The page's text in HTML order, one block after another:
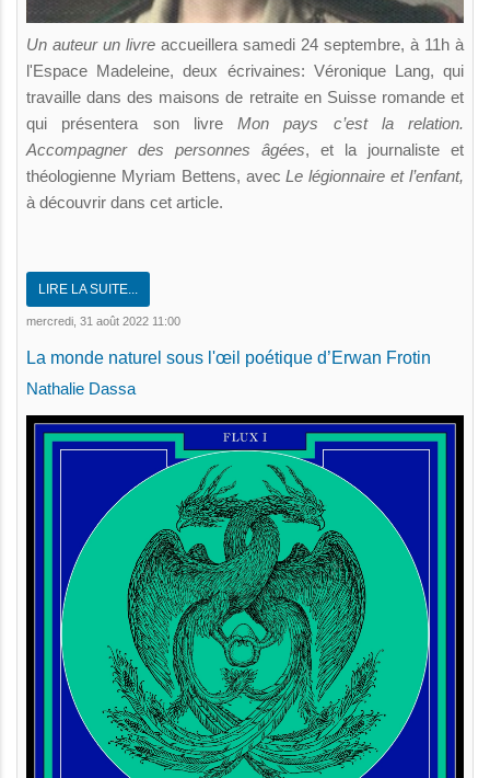
Un auteur un livre accueillera samedi 24 septembre, à 11h à
l'Espace Madeleine, deux écrivaines: Véronique Lang, qui
travaille dans des maisons de retraite en Suisse romande et
qui présentera son livre Mon pays c’est la relation.
Accompagner des personnes âgées, et la journaliste et
théologienne Myriam Bettens, avecLe légionnaire et l’enfant,
à découvrir dans cet article.
LIRE LA SUITE...
mercredi, 31 août 2022 11:00
La monde naturel sous l'œil poétique d’Erwan Frotin
Nathalie Dassa